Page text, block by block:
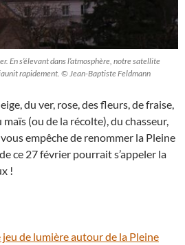
En s’élevant dans l’atmosphère, notre satellite
rapidement. © Jean-Baptiste Feldmann
du ver, rose, des fleurs, de fraise,
maïs (ou de la récolte), du chasseur,
empêche de renommer la Pleine
ce 27 février pourrait s’appeler la
!
de lumière autour de la Pleine